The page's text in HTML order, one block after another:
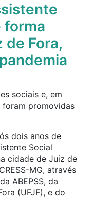
forma
de Fora,
sociais e, em
foram promovidas
dois anos de
Social
cidade de Juiz de
MG, através
ABEPSS, da
(UFJF), e do